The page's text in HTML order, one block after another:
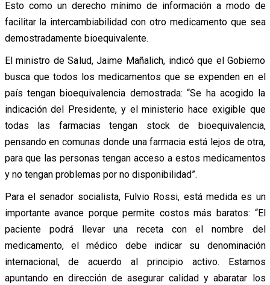
Esto como un derecho mínimo de información a modo de
facilitar la intercambiabilidad con otro medicamento que sea
demostradamente bioequivalente.
El ministro de Salud, Jaime Mañalich, indicó que el Gobierno
busca que todos los medicamentos que se expenden en el
país tengan bioequivalencia demostrada: “Se ha acogido la
indicación del Presidente, y el ministerio hace exigible que
todas las farmacias tengan stock de bioequivalencia,
pensando en comunas donde una farmacia está lejos de otra,
para que las personas tengan acceso a estos medicamentos
y no tengan problemas por no disponibilidad”.
Para el senador socialista, Fulvio Rossi, está medida es un
importante avance porque permite costos más baratos: “El
paciente podrá llevar una receta con el nombre del
medicamento, el médico debe indicar su denominación
internacional, de acuerdo al principio activo. Estamos
apuntando en dirección de asegurar calidad y abaratar los